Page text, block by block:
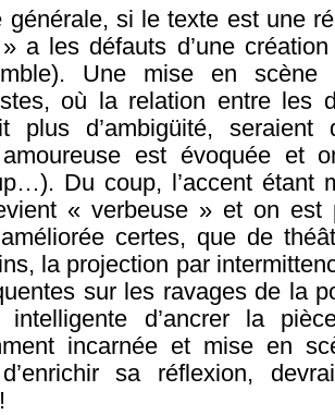
générale, si le texte est une
a les défauts d’une
Une mise en
où la relation entre les
plus d’ambigüité,
est évoquée et
Du coup, l’accent étant
« verbeuse » et on est
certes, que de
la projection par
sur les ravages de la
intelligente d’ancrer la
incarnée et mise en
sa réflexion,